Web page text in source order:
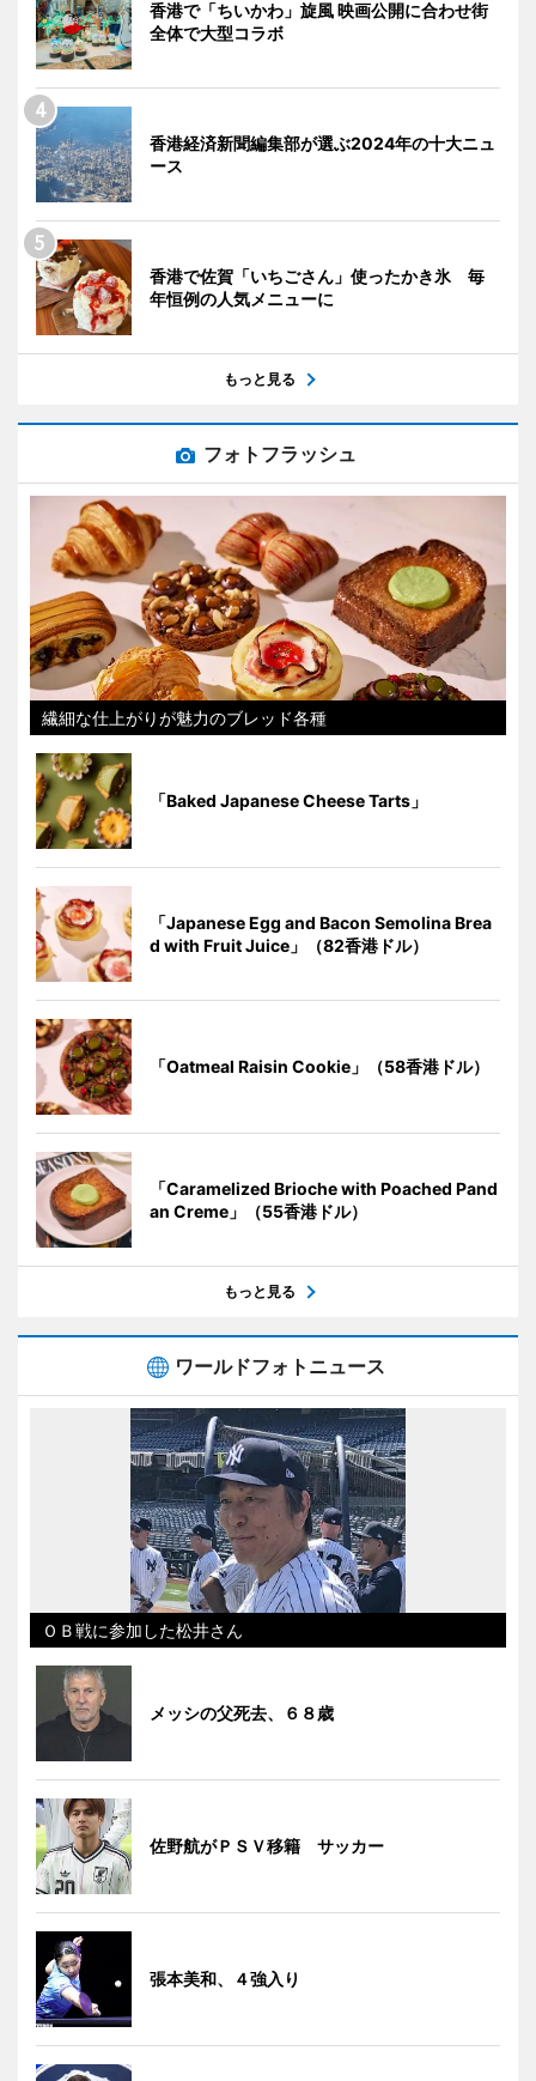
香港で「ちいかわ」旋風 映画公開に合わせ街
全体で大型コラボ
香港経済新聞編集部が選ぶ2024年の十大ニュ
ース
香港で佐賀「いちごさん」使ったかき氷 毎
年恒例の人気メニューに
もっと見る
フォトフラッシュ
繊細な仕上がりが魅力のブレッド各種
「Baked Japanese Cheese Tarts」
「Japanese Egg and Bacon Semolina Brea
d with Fruit Juice」（82香港ドル）
「Oatmeal Raisin Cookie」（58香港ドル）
「Caramelized Brioche with Poached Pand
an Creme」（55香港ドル）
もっと見る
ワールドフォトニュース
ＯＢ戦に参加した松井さん
メッシの父死去、６８歳
佐野航がＰＳＶ移籍 サッカー
張本美和、４強入り